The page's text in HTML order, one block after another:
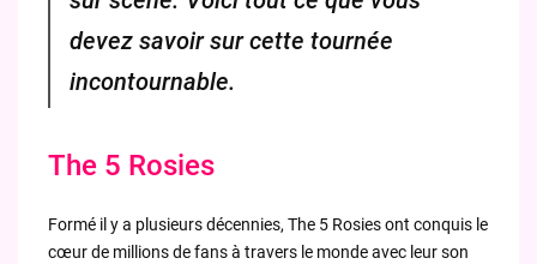
devez savoir sur cette tournée
incontournable.
The 5 Rosies
Formé il y a plusieurs décennies, The 5 Rosies ont conquis le
cœur de millions de fans à travers le monde avec leur son